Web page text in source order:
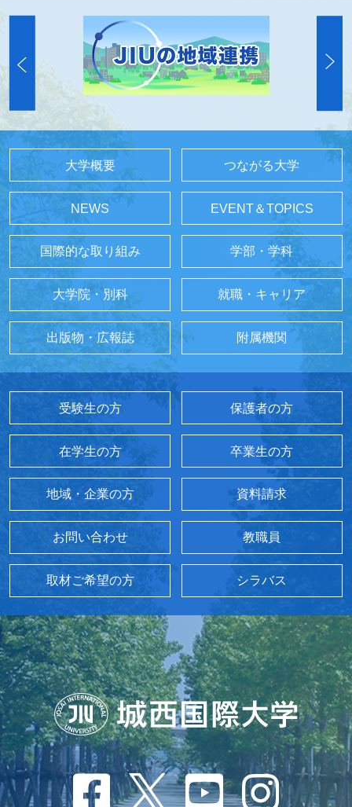
大学概要 つながる大学
NEWS EVENT＆TOPICS
国際的な取り組み 学部・学科
大学院・別科 就職・キャリア
出版物・広報誌 附属機関
受験生の方 保護者の方
在学生の方 卒業生の方
地域・企業の方 資料請求
お問い合わせ 教職員
取材ご希望の方 シラバス